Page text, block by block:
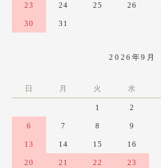
23 24 25 26
30 31
2026年9月
日 月 火 水
1 2
6 7 8 9
13 14 15 16
20 21 22 23